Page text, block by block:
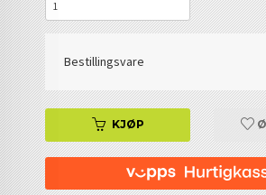
Bestillingsvare
KJØP